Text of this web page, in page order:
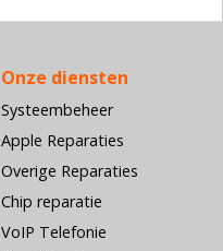
Onze diensten
Systeembeheer
Apple Reparaties
Overige Reparaties
Chip reparatie
VoIP Telefonie